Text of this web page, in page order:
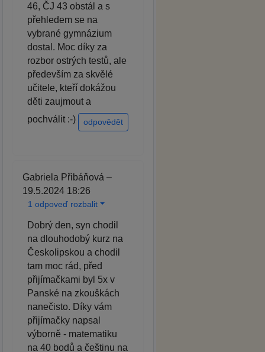
46, ČJ 43 obstál a s
přehledem se na
vybrané gymnázium
dostal. Moc díky za
rozbor ostrých testů, ale
především za skvělé
učitele, kteří dokážou
děti zaujmout a
pochválit :-)
odpovědět
Gabriela Přibáňová –
19.5.2024 18:26
1 odpoveď rozbalit
Dobrý den, syn chodil
na dlouhodobý kurz na
Českolipskou a chodil
tam moc rád, před
přijímačkami byl 5x v
Panské na zkouškách
nanečisto. Díky vám
přijímačky napsal
výborně - matematiku
na 40 bodů a češtinu na